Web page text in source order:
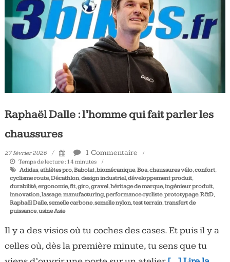
Tous
les
jours,
votre
actualité
triathlon
Raphaël Dalle : l’homme qui fait parler les
chaussures
27 février 2026 1 Commentaire
Temps de lecture : 14 minutes
Adidas,athlètes pro,Babolat,biomécanique,Boa,chaussures vélo,confort,
cyclisme route,Décathlon,design industriel,développement produit,
durabilité,ergonomie,fit,giro,gravel,héritage de marque,ingénieur produit,
innovation,lassage,manufacturing,performance cycliste,prototypage,R&D,
Raphaël Dalle,semelle carbone,semelle nylon,test terrain,transfert de
puissance,usine Asie
Il y a des visios où tu coches des cases. Et puis il y a
celles où, dès la première minute, tu sens que tu